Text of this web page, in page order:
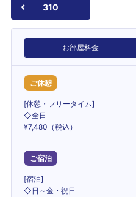
310
お部屋料金
ご休憩
[休憩・フリータイム]
◇全日
¥7,480（税込）
ご宿泊
[宿泊]
◇日～金・祝日